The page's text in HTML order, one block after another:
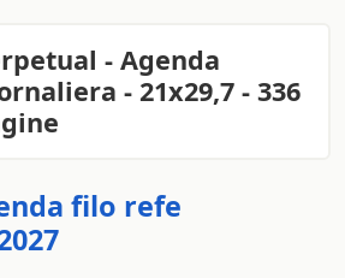
- Agenda
- 21x29,7 - 336
filo refe